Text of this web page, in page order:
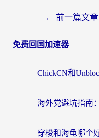
← 前一篇文章
免费回国加速器